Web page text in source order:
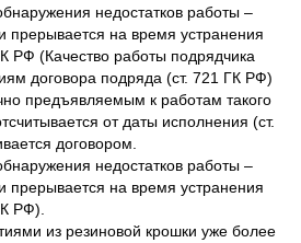
недостатков работы –
прерывается на время устранения
РФ (Качество работы подрядчика
договора подряда (ст. 721 ГК РФ)
предъявляемым к работам такого
от даты исполнения (ст.
договором.
недостатков работы –
прерывается на время устранения
РФ).
из резиновой крошки уже более